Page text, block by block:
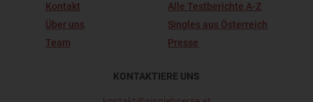
Kontakt
Über uns
Team
Alle Testberichte A-Z
Singles aus Österreich
Presse
KONTAKTIERE UNS